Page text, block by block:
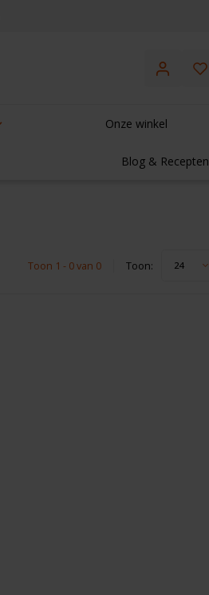
Onze winkel
Blog & Recepten
Toon 1 - 0 van 0 Toon: 24